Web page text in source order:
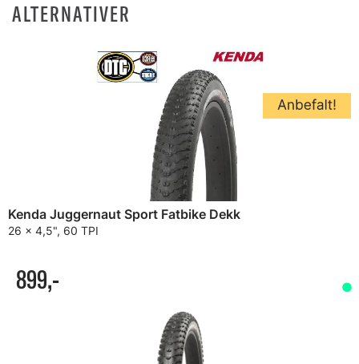
ALTERNATIVER
Kenda Juggernaut Sport Fatbike Dekk
26 x 4,5", 60 TPI
899,-